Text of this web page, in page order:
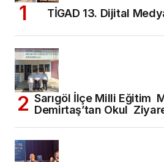
TİGAD 13. Dijital
Sarıgöl İlçe Milli Eğitim
Demirtaş’tan Okul